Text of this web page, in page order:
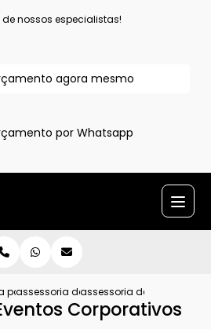
nossos especialistas!
agora mesmo
por Whatsapp
para evento corporativo
assessoria de evento corporativo
assessoria de eventos
Corporativos